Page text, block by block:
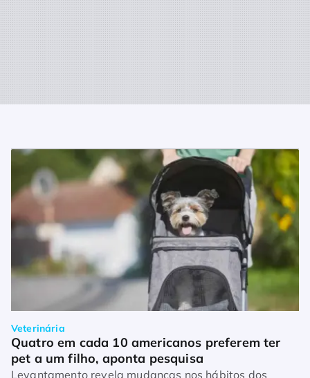
Veterinária
Quatro em cada 10 americanos preferem ter
pet a um filho, aponta pesquisa
Levantamento revela mudanças nos hábitos dos